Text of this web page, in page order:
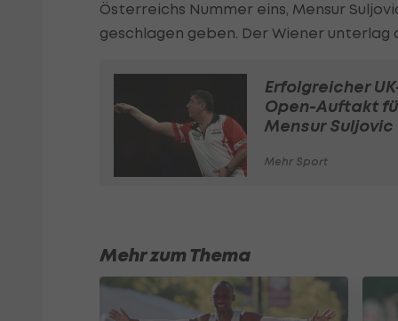
Österreichs Nummer eins, Mensur
geschlagen geben. Der Wiener unterlag
Erfolgreicher
Open-Auftakt
Mensur Suljovic
Mehr Sport
Mehr zum Thema